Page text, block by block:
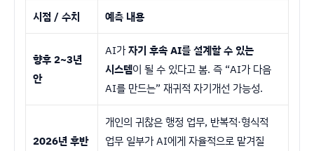
시점 / 수치 예측 내용
향후 2~3년
안
AI가자기 후속 AI를 설계할 수 있는
시스템이 될 수 있다고 봄. 즉 “AI가 다음
AI를 만드는” 재귀적 자기개선 가능성.
2026년 후반
개인의 귀찮은 행정 업무, 반복적·형식적
업무 일부가 AI에게 자율적으로 맡겨질